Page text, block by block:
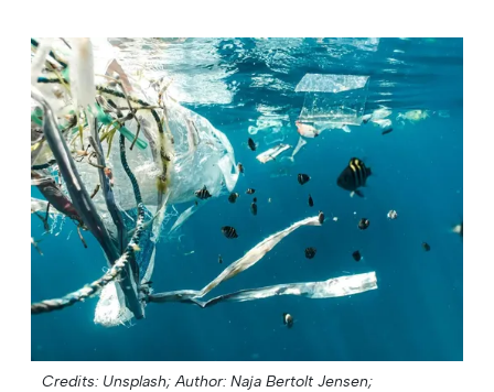
Credits: Unsplash; Author: Naja Bertolt Jensen;